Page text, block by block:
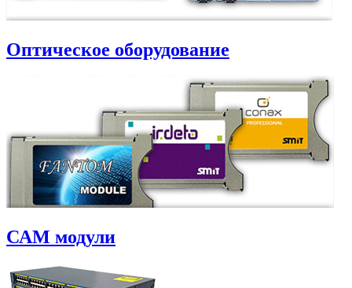
Оптическое оборудование
САM модули